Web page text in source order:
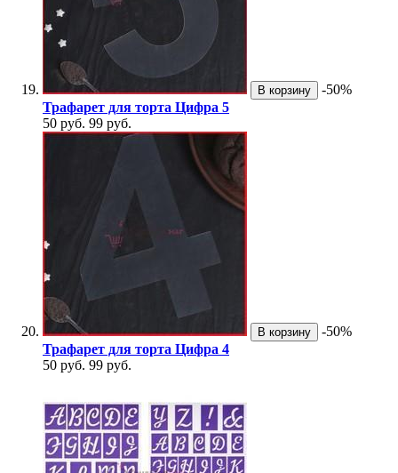
В корзину
-50%
Трафарет для торта Цифра 5
50 руб. 99 руб.
В корзину
-50%
Трафарет для торта Цифра 4
50 руб. 99 руб.